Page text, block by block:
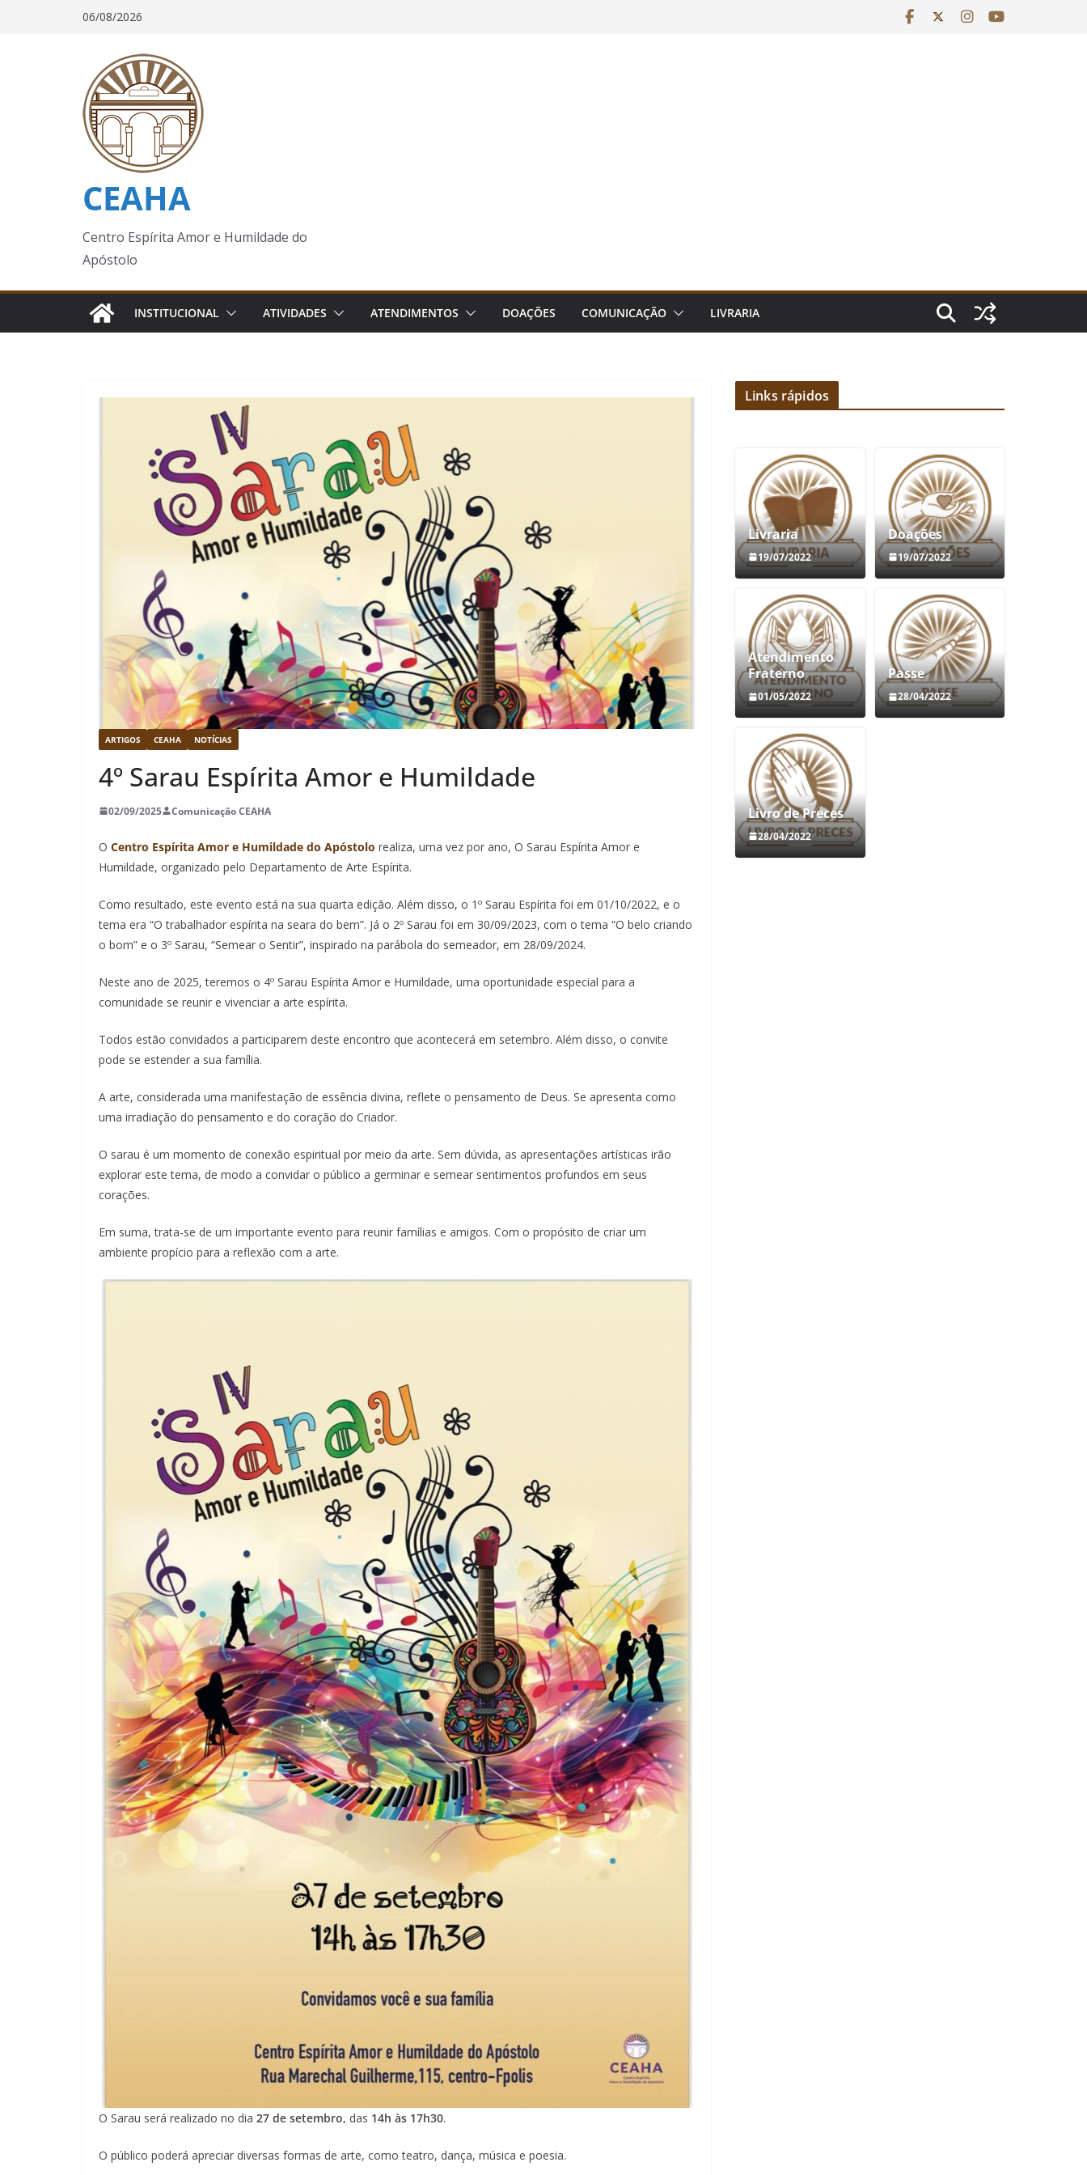
06/08/2026
CEAHA
Centro Espírita Amor e Humildade do
Apóstolo
INSTITUCIONAL ATIVIDADES ATENDIMENTOS DOAÇÕES COMUNICAÇÃO LIVRARIA
ARTIGOS CEAHA NOTÍCIAS
4º Sarau Espírita Amor e Humildade
02/09/2025 Comunicação CEAHA
O Centro Espírita Amor e Humildade do Apóstolo realiza, uma vez por ano, O Sarau Espírita Amor e
Humildade, organizado pelo Departamento de Arte Espírita.
Como resultado, este evento está na sua quarta edição. Além disso, o 1º Sarau Espírita foi em 01/10/2022, e o
tema era “O trabalhador espírita na seara do bem”. Já o 2º Sarau foi em 30/09/2023, com o tema “O belo criando
o bom” e o 3º Sarau, “Semear o Sentir”, inspirado na parábola do semeador, em 28/09/2024.
Neste ano de 2025, teremos o 4º Sarau Espírita Amor e Humildade, uma oportunidade especial para a
comunidade se reunir e vivenciar a arte espírita.
Todos estão convidados a participarem deste encontro que acontecerá em setembro. Além disso, o convite
pode se estender a sua família.
A arte, considerada uma manifestação de essência divina, reflete o pensamento de Deus. Se apresenta como
uma irradiação do pensamento e do coração do Criador.
O sarau é um momento de conexão espiritual por meio da arte. Sem dúvida, as apresentações artísticas irão
explorar este tema, de modo a convidar o público a germinar e semear sentimentos profundos em seus
corações.
Em suma, trata-se de um importante evento para reunir famílias e amigos. Com o propósito de criar um
ambiente propício para a reflexão com a arte.
O Sarau será realizado no dia 27 de setembro, das 14h às 17h30.
O público poderá apreciar diversas formas de arte, como teatro, dança, música e poesia.
Links rápidos
Livraria
19/07/2022
Doações
19/07/2022
Atendimento
Fraterno
01/05/2022
Passe
28/04/2022
Livro de Preces
28/04/2022